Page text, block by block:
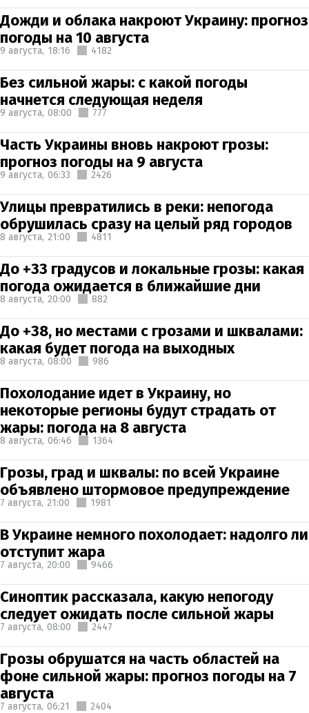
Дожди и облака накроют Украину: прогноз
погоды на 10 августа
9 августа, 18:16 4182
Без сильной жары: с какой погоды
начнется следующая неделя
9 августа, 08:00 777
Часть Украины вновь накроют грозы:
прогноз погоды на 9 августа
9 августа, 06:33 2426
Улицы превратились в реки: непогода
обрушилась сразу на целый ряд городов
8 августа, 21:00 4811
До +33 градусов и локальные грозы: какая
погода ожидается в ближайшие дни
8 августа, 20:00 882
До +38, но местами с грозами и шквалами:
какая будет погода на выходных
8 августа, 08:00 986
Похолодание идет в Украину, но
некоторые регионы будут страдать от
жары: погода на 8 августа
8 августа, 06:46 1364
Грозы, град и шквалы: по всей Украине
объявлено штормовое предупреждение
7 августа, 21:00 1981
В Украине немного похолодает: надолго ли
отступит жара
7 августа, 20:00 9466
Синоптик рассказала, какую непогоду
следует ожидать после сильной жары
7 августа, 08:00 2447
Грозы обрушатся на часть областей на
фоне сильной жары: прогноз погоды на 7
августа
7 августа, 06:21 2404